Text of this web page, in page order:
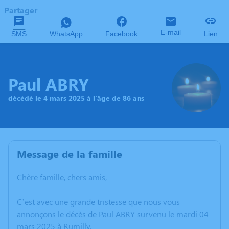
Partager
SMS WhatsApp Facebook E-mail Lien
Paul ABRY
décédé le 4 mars 2025 à l'âge de 86 ans
Message de la famille
Chère famille, chers amis,
C’est avec une grande tristesse que nous vous
annonçons le décès de Paul ABRY survenu le mardi 04
mars 2025 à Rumilly.